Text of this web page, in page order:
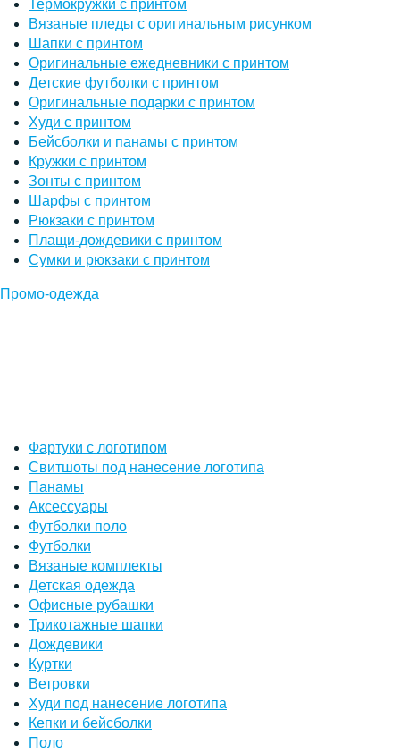
Термокружки с принтом
Вязаные пледы с оригинальным рисунком
Шапки с принтом
Оригинальные ежедневники с принтом
Детские футболки с принтом
Оригинальные подарки с принтом
Худи с принтом
Бейсболки и панамы с принтом
Кружки с принтом
Зонты с принтом
Шарфы с принтом
Рюкзаки с принтом
Плащи-дождевики с принтом
Сумки и рюкзаки с принтом
Промо-одежда
Фартуки с логотипом
Свитшоты под нанесение логотипа
Панамы
Аксессуары
Футболки поло
Футболки
Вязаные комплекты
Детская одежда
Офисные рубашки
Трикотажные шапки
Дождевики
Куртки
Ветровки
Худи под нанесение логотипа
Кепки и бейсболки
Поло